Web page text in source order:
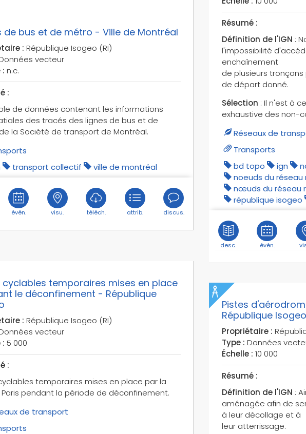
de bus et de métro - Ville de Montréal
: République Isogeo (RI)
vecteur
: n.c.
:
de données contenant les informations
des tracés des lignes de bus et de
la Société de transport de Montréal.
transport collectif ville de montréal
évén. visu. téléch. attrib. discus.
Résumé :
Définition de l'IGN :
l'impossibilité
enchaînement
de plusieurs
de départ donné.
Sélection : Il n'est à
exhaustive des non-
Réseaux de
Transports
bd topo
ign
noeuds du réseau
nœuds du réseau
république isogeo
desc. évén.
cyclables temporaires mises en place
le déconfinement - République
: République Isogeo (RI)
vecteur
: 5 000
:
temporaires mises en place par la
Paris pendant la période de déconfinement.
de transport
Pistes
République Isogeo
Propriétaire :
Type : Données
Échelle : 10 000
Résumé :
Définition de l'IGN :
aménagée afin de
à leur décollage et à
leur atterrissage.